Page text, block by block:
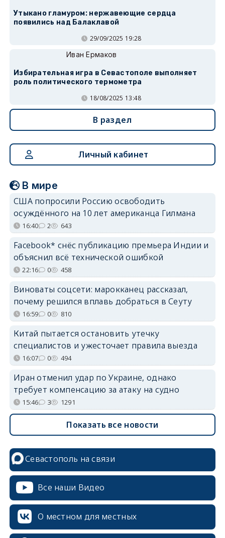
Утыкано гламуром: нержавеющие сердца
появились над Балаклавой
29/09/2025 19:28
Иван Ермаков
Избирательная игра в Севастополе выполняет
роль политического термометра
18/08/2025 13:48
В раздел
Личный кабинет
В мире
США попросили Россию освободить
осуждённого на 10 лет американца Гилмана
16:40 2 643
Facebook* снёс публикацию премьера Индии и
объяснил всё технической ошибкой
22:16 0 458
Виноваты соцсети: марокканец рассказал,
почему решился вплавь добраться в Сеуту
16:59 0 810
Китай пытается остановить утечку
специалистов и ужесточает правила выезда
16:07 0 494
Иран отменил удар по Украине, однако
требует компенсацию за атаку на судно
15:46 3 1291
Показать все новости
Севастополь на связи
Все наши Видео
О местном для местных